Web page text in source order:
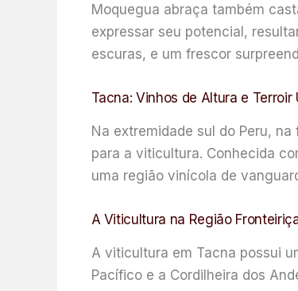
Moquegua abraça também
expressar seu potencial,
escuras, e um frescor
Tacna: Vinhos de Altura e
Na extremidade sul do Peru,
para a viticultura. Conhecida
uma região vinícola de
A Viticultura na Região
A viticultura em Tacna possui
Pacífico e a Cordilheira dos